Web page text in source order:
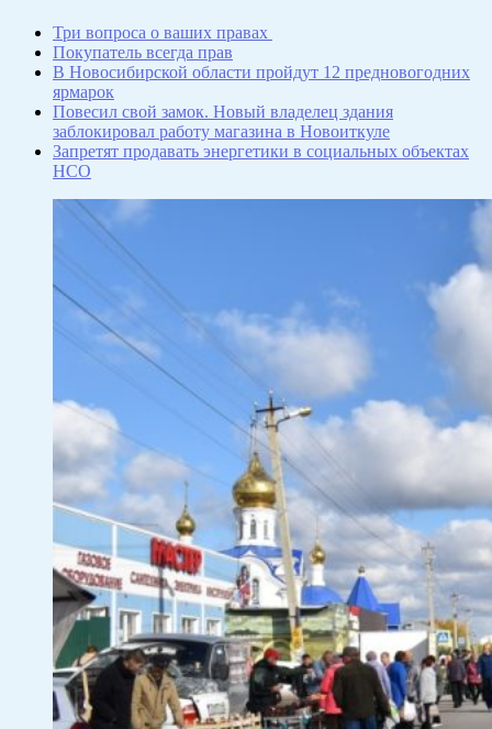
Три вопроса о ваших правах
Покупатель всегда прав
В Новосибирской области пройдут 12 предновогодних
ярмарок
Повесил свой замок. Новый владелец здания
заблокировал работу магазина в Новоиткуле
Запретят продавать энергетики в социальных объектах
НСО